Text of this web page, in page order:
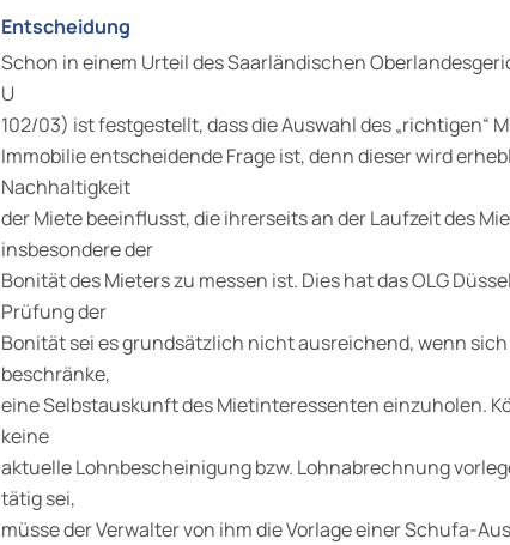
Entscheidung
Schon in einem Urteil des Saarländischen
U
102/03) ist festgestellt, dass die Auswahl des „richtigen“
Immobilie entscheidende Frage ist, denn dieser wird
Nachhaltigkeit
der Miete beeinflusst, die ihrerseits an der Laufzeit des
insbesondere der
Bonität des Mieters zu messen ist. Dies hat das OLG
Prüfung der
Bonität sei es grundsätzlich nicht ausreichend, wenn
beschränke,
eine Selbstauskunft des Mietinteressenten einzuholen.
keine
aktuelle Lohnbescheinigung bzw. Lohnabrechnung
tätig sei,
müsse der Verwalter von ihm die Vorlage einer Schufa-